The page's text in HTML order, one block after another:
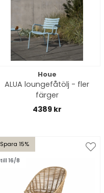
Houe
ALUA loungefåtölj - fler
färger
4389 kr
Spara 15%
till 16/8